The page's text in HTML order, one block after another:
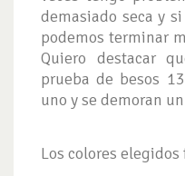
demasiado seca y
podemos terminar
Quiero destacar
prueba de besos
uno y se demoran
Los colores elegidos